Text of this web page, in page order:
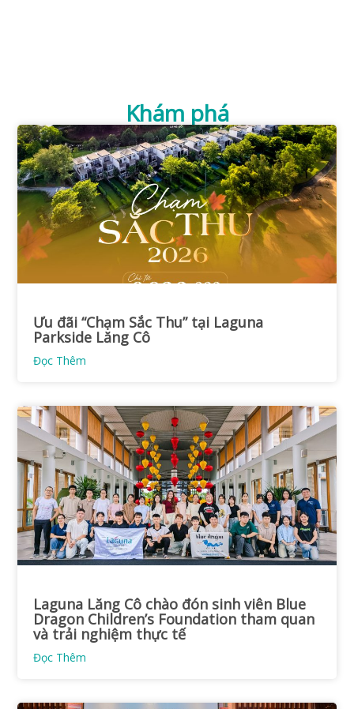
Khám phá
Ưu đãi “Chạm Sắc Thu” tại Laguna
Parkside Lăng Cô
Đọc Thêm
Laguna Lăng Cô chào đón sinh viên Blue
Dragon Children’s Foundation tham quan
và trải nghiệm thực tế
Đọc Thêm